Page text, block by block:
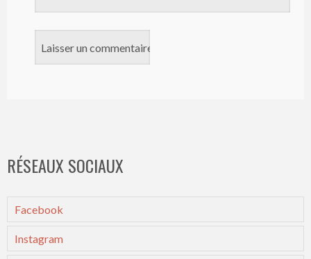
RÉSEAUX SOCIAUX
Facebook
Instagram